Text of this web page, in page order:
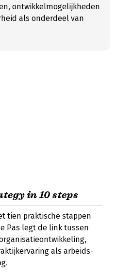
ontwikkelmogelijkheden
als onderdeel van
in 10 steps
tien praktische stappen
Pas legt de link tussen
als arbeids-